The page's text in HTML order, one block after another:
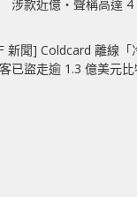
涉款近億‧聲稱高達 4
新聞] Coldcard 離線
已盜走逾 1.3 億美元